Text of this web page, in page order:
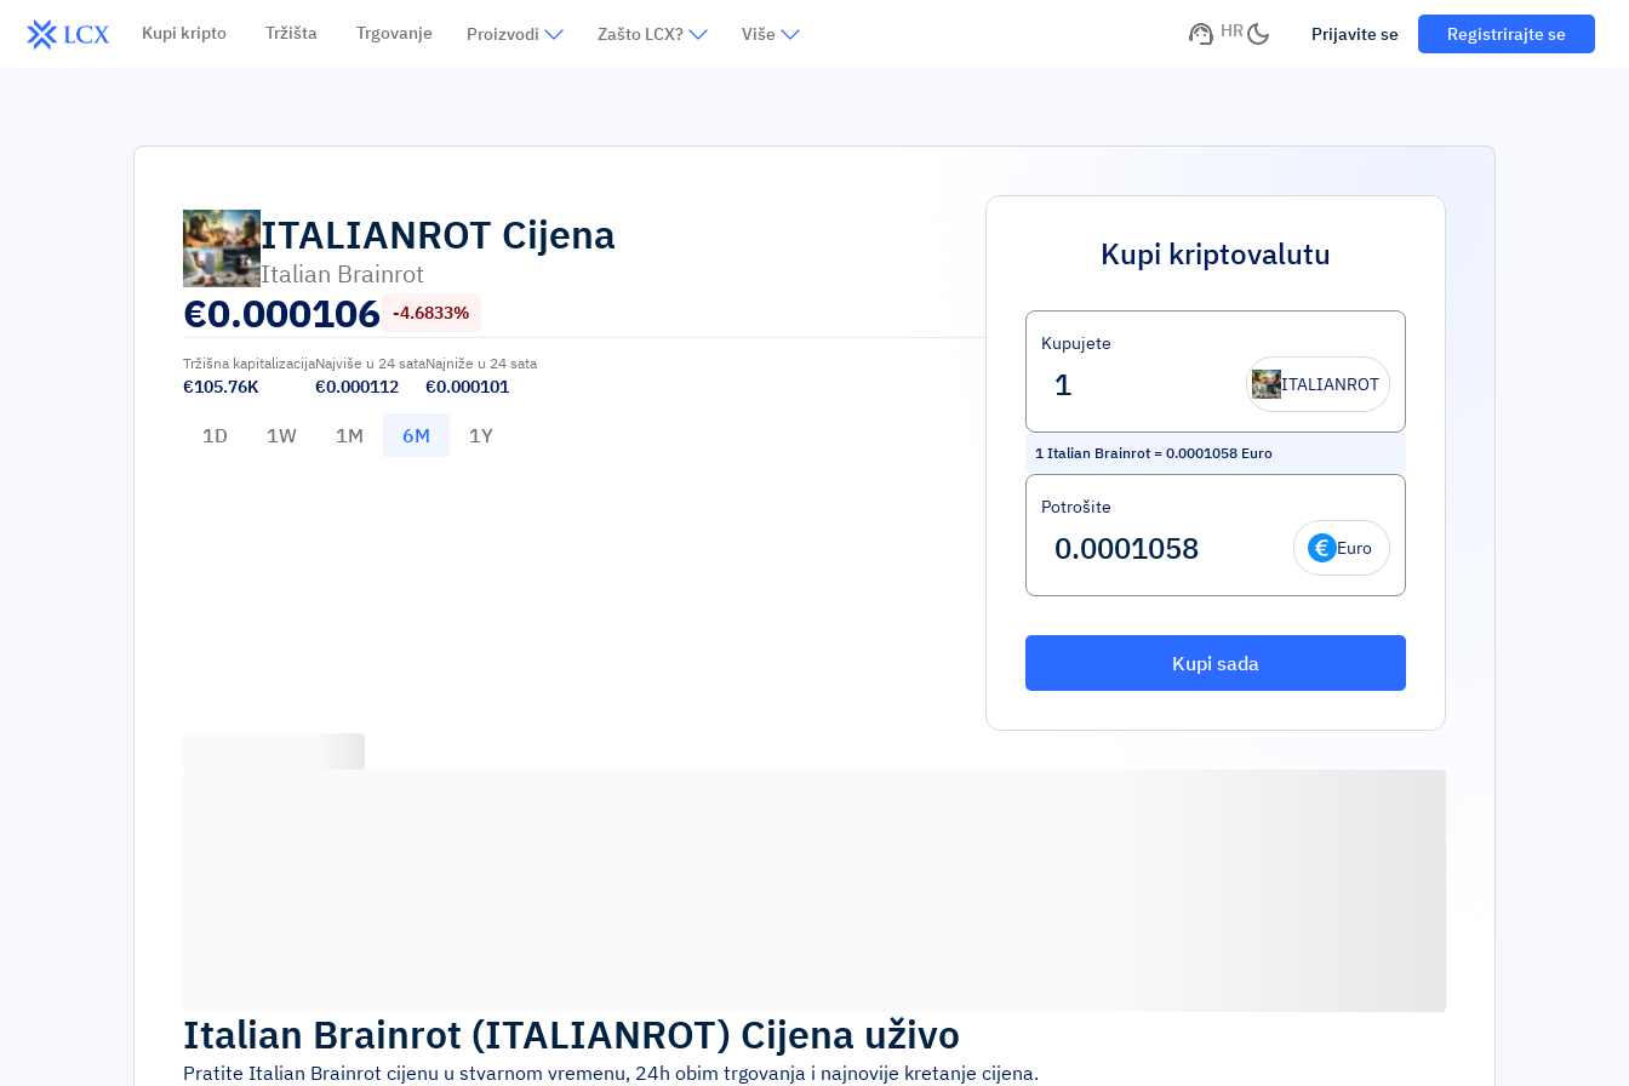
Kupi kripto Tržišta Trgovanje Proizvodi Zašto LCX? Više HR Prijavite se Registrirajte se
ITALIANROT Cijena
Italian Brainrot
€0.000106 -4.6833%
Tržišna kapitalizacija
€105.76K
Najviše u 24 sata
€0.000112
Najniže u 24 sata
€0.000101
1D 1W 1M 6M 1Y
Kupi kriptovalutu
Kupujete
ITALIANROT
1 Italian Brainrot = 0.0001058 Euro
Potrošite
Euro
Kupi sada
Italian Brainrot (ITALIANROT) Cijena uživo
Pratite Italian Brainrot cijenu u stvarnom vremenu, 24h obim trgovanja i najnovije kretanje cijena.